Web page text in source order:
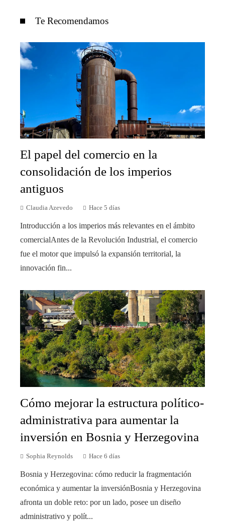
Te Recomendamos
El papel del comercio en la
consolidación de los imperios
antiguos
Claudia Azevedo Hace 5 días
Introducción a los imperios más relevantes en el ámbito
comercialAntes de la Revolución Industrial, el comercio
fue el motor que impulsó la expansión territorial, la
innovación fin...
Cómo mejorar la estructura político-
administrativa para aumentar la
inversión en Bosnia y Herzegovina
Sophia Reynolds Hace 6 días
Bosnia y Herzegovina: cómo reducir la fragmentación
económica y aumentar la inversiónBosnia y Herzegovina
afronta un doble reto: por un lado, posee un diseño
administrativo y polít...